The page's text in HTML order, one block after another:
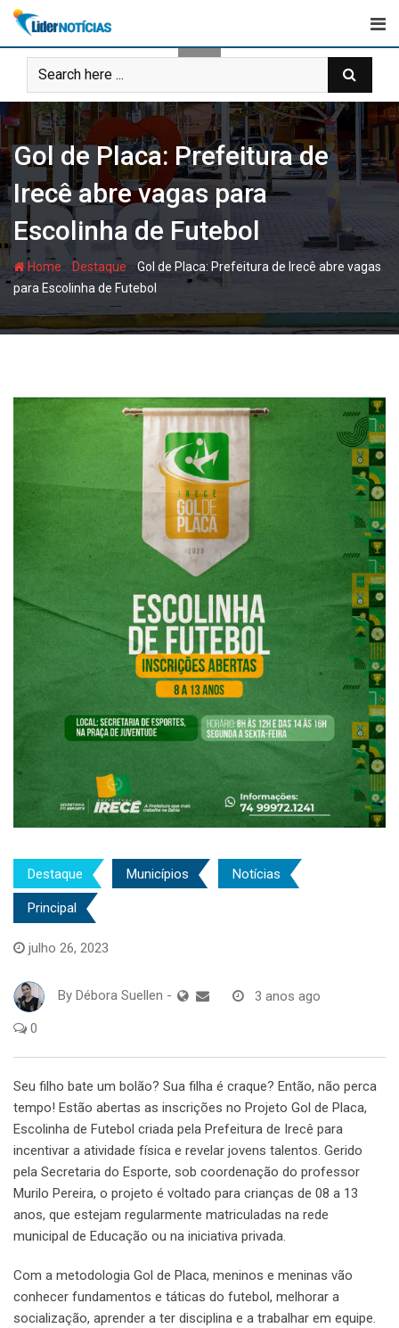
Skip
content
Gol de Placa: Prefeitura de
Irecê abre vagas para
Escolinha de Futebol
Home - Destaque -Gol de Placa: Prefeitura de Irecê abre vagas
para Escolinha de Futebol
Destaque Municípios Notícias
Principal
julho 26, 2023
By Débora Suellen - 3 anos ago
0
Seu filho bate um bolão? Sua filha é craque? Então, não perca
tempo! Estão abertas as inscrições no Projeto Gol de Placa,
Escolinha de Futebol criada pela Prefeitura de Irecê para
incentivar a atividade física e revelar jovens talentos. Gerido
pela Secretaria do Esporte, sob coordenação do professor
Murilo Pereira, o projeto é voltado para crianças de 08 a 13
anos, que estejam regularmente matriculadas na rede
municipal de Educação ou na iniciativa privada.
Com a metodologia Gol de Placa, meninos e meninas vão
conhecer fundamentos e táticas do futebol, melhorar a
socialização, aprender a ter disciplina e a trabalhar em equipe.